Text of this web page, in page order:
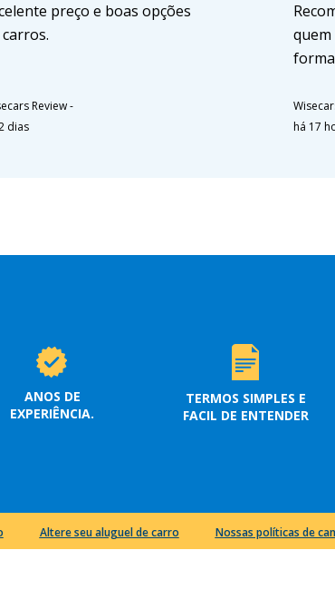
preço e boas opções
Review-
dias
há 17
ANOS DE
EXPERIÊNCIA.
TERMOS SIMPLES E
FACIL DE ENTENDER
Altere seu aluguel de carro Nossas políticas de